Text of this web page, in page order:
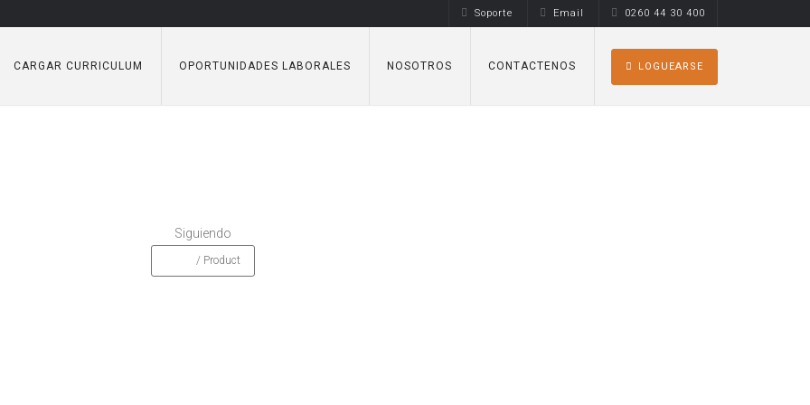
Soporte Email 0260 44 30 400
CARGAR CURRICULUM OPORTUNIDADES LABORALES NOSOTROS CONTACTENOS LOGUEARSE
Siguiendo
/Product